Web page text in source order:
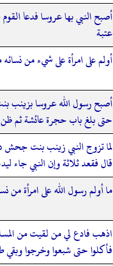
أصبح النبي بها عروسا فدعا
عتبة
أولم على امرأة على شيء من
أصبح رسول الله عروسا بزينب
حتى بلغ باب حجرة عائشة ثم
لما تزوج النبي زينب بنت جحش
قال فقعد ثلاثة وإن النبي جاء
ما أولم رسول الله على امرأة من
اذهب فادع لي من لقيت من
فأكلوا حتى شبعوا وخرجوا وبقي